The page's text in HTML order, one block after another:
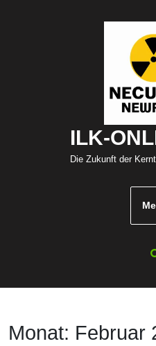
ILK-
Die Zukunft der
Monat: Februar